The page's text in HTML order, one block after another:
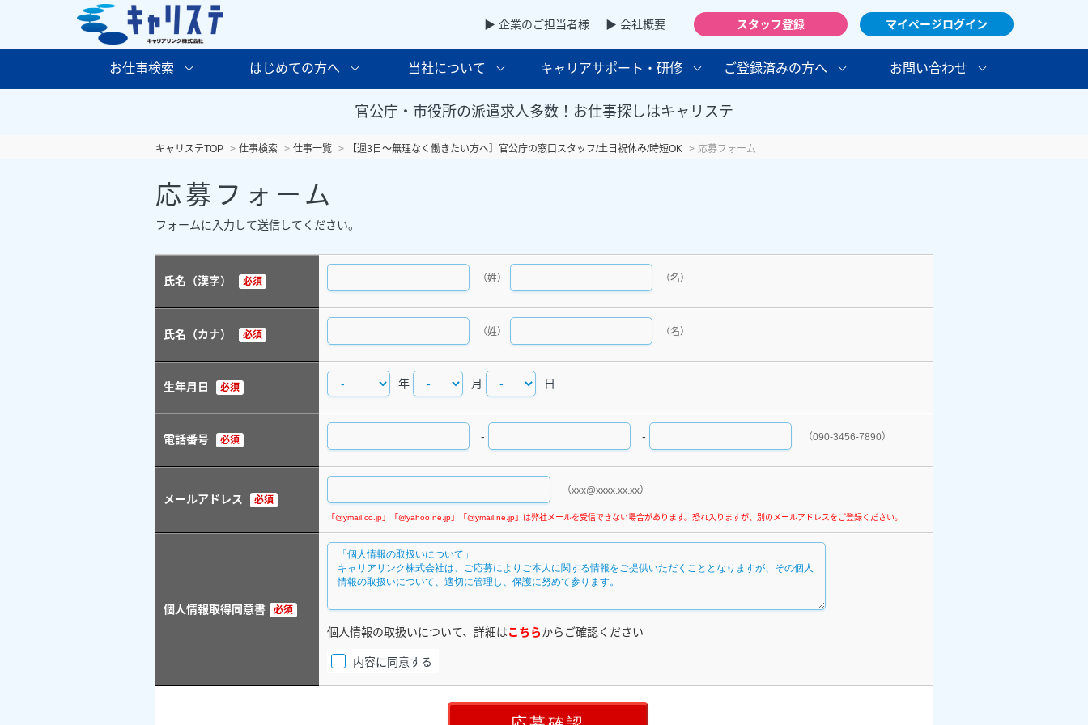
▶ 企業のご担当者様 ▶ 会社概要 スタッフ登録 マイページログイン
お仕事検索 はじめての方へ 当社について キャリアサポート・研修 ご登録済みの方へ お問い合わせ
官公庁・市役所の派遣求人多数！お仕事探しはキャリステ
キャリステTOP 仕事検索 仕事一覧 【週3日～無理なく働きたい方へ］官公庁の窓口スタッフ/土日祝休み/時短OK 応募フォーム
応募フォーム
フォームに入力して送信してください。
氏名（漢字） 必須 （姓） （名）
氏名（カナ） 必須 （姓） （名）
生年月日 必須 年 月 日
電話番号 必須 - - （090-3456-7890）
メールアドレス 必須
（xxx@xxxx.xx.xx）
個人情報取得同意書 必須
個人情報の取扱いについて、詳細はこちらからご確認ください
内容に同意する